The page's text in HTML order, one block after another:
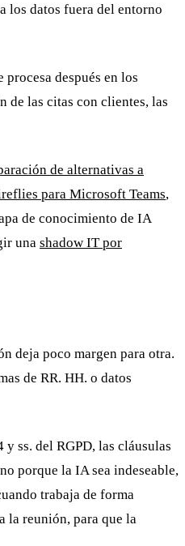
los datos fuera del entorno
después en los
de las citas con clientes, las
de alternativas a
para Microsoft Teams,
de conocimiento de IA
una shadow IT por
deja poco margen para otra.
de RR. HH. o datos
ss. del RGPD, las cláusulas
porque la IA sea indeseable,
trabaja de forma
la reunión, para que la